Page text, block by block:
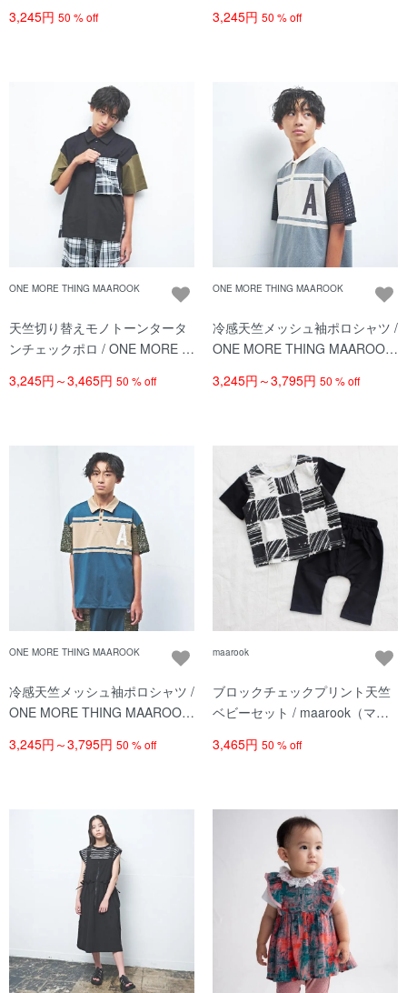
3,245円 50 % off
3,245円 50 % off
ONE MORE THING MAAROOK
天竺切り替えモノトーンタータ
ンチェックポロ / ONE MORE T
ンクマルーク）/ クロ系
3,245円～3,465円 50 % off
ONE MORE THING MAAROOK
冷感天竺メッシュ袖ポロシャツ /
ONE MORE THING MAAROOK
レー
3,245円～3,795円 50 % off
ONE MORE THING MAAROOK
冷感天竺メッシュ袖ポロシャツ /
ONE MORE THING MAAROOK
リーン
3,245円～3,795円 50 % off
maarook
ブロックチェックプリント天竺
ベビーセット / maarook（マル
3,465円 50 % off